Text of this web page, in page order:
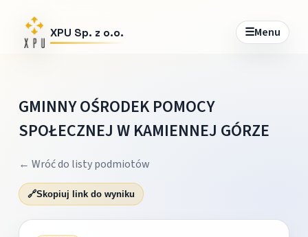
XPU Sp. z o.o. ☰Menu
GMINNY OŚRODEK POMOCY
SPOŁECZNEJ W KAMIENNEJ GÓRZE
← Wróć do listy podmiotów
🔗Skopiuj link do wyniku